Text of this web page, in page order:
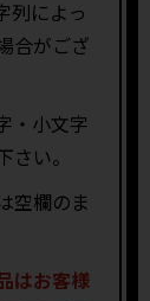
列によっ
合がござ
・小文字
さい。
空欄のま
はお客様